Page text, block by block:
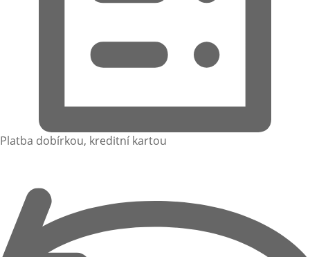
Platba dobírkou, kreditní kartou